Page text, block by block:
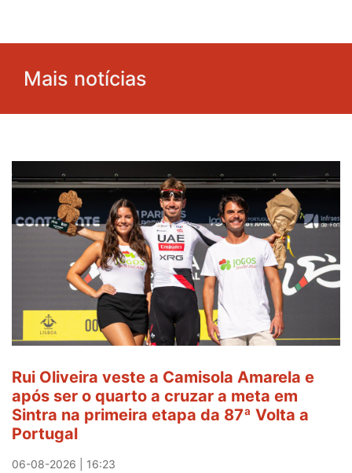
Mais notícias
Rui Oliveira veste a Camisola Amarela e
após ser o quarto a cruzar a meta em
Sintra na primeira etapa da 87ª Volta a
Portugal
06-08-2026 | 16:23